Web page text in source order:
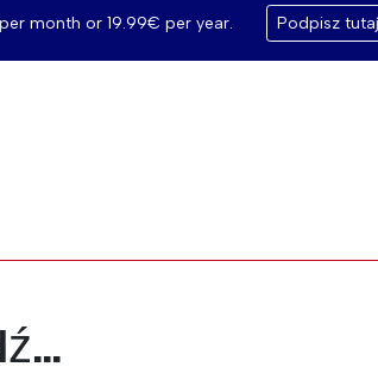
month or 19.99€ per year. Podpisz tutaj